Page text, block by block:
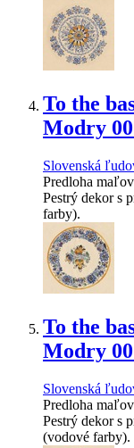
To the
Modry
Slovenská
Predloha
Pestrý dekor s
farby).
To the
Modry
Slovenská
Predloha
Pestrý dekor s
(vodové farby).